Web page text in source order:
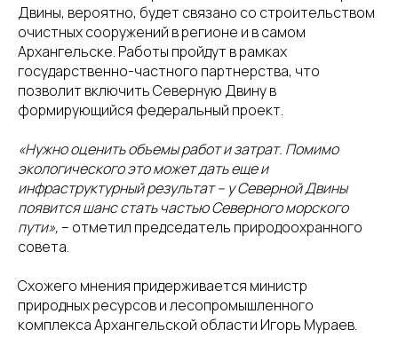
Двины, вероятно, будет связано со строительством
очистных сооружений в регионе и в самом
Архангельске. Работы пройдут в рамках
государственно-частного партнерства, что
позволит включить Северную Двину в
формирующийся федеральный проект.
«Нужно оценить объемы работ и затрат. Помимо
экологического это может дать еще и
инфраструктурный результат – у Северной Двины
появится шанс стать частью Северного морского
пути», – отметил председатель природоохранного
совета.
Схожего мнения придерживается министр
природных ресурсов и лесопромышленного
комплекса Архангельской области Игорь Мураев.